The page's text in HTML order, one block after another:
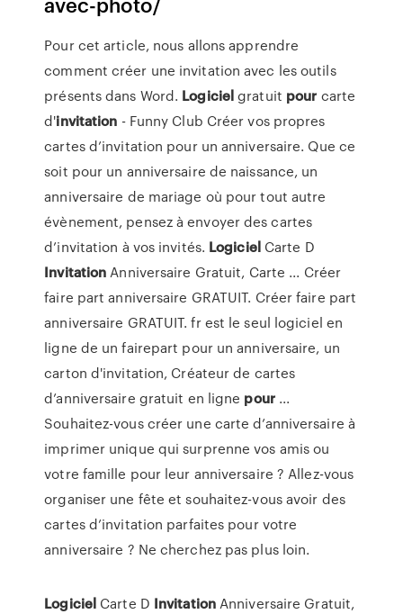
Pour cet article, nous allons apprendre
comment créer une invitation avec les outils
présents dans Word. Logicielgratuit pour carte
d'invitation - Funny Club Créer vos propres
cartes d’invitation pour un anniversaire. Que ce
soit pour un anniversaire de naissance, un
anniversaire de mariage où pour tout autre
évènement, pensez à envoyer des cartes
d’invitation à vos invités. LogicielCarte D
InvitationAnniversaire Gratuit, Carte ... Créer
faire part anniversaire GRATUIT. Créer faire part
anniversaire GRATUIT. fr est le seul logiciel en
ligne de un fairepart pour un anniversaire, un
carton d'invitation, Créateur de cartes
d’anniversaire gratuit en ligne pour...
Souhaitez-vous créer une carte d’anniversaire à
imprimer unique qui surprenne vos amis ou
votre famille pour leur anniversaire ? Allez-vous
organiser une fête et souhaitez-vous avoir des
cartes d’invitation parfaites pour votre
anniversaire ? Ne cherchez pas plus loin.
Logiciel Carte D InvitationAnniversaire Gratuit,